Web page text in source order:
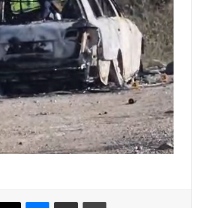
Messenger Shpërndajeni me anë të postës elektronike Printoje